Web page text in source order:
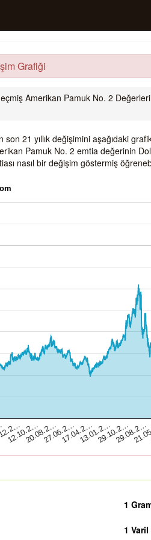
Grafiği
Amerikan Pamuk No. 2 Değerleri
21 yıllık değişimini aşağıdaki
Pamuk No. 2 emtia değerinin
nasıl bir değişim göstermiş
12.10.2…20.08.2…27.06.2…17.04.2…13.01.2…29.10.2…29.08.2…
1
1